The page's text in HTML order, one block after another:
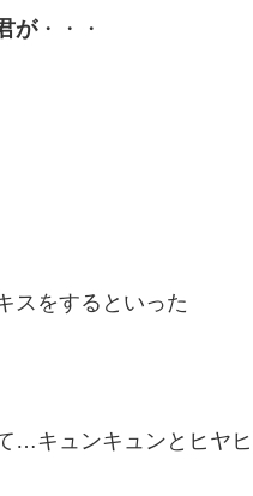
が・・・
スをするといった
…キュンキュンとヒヤ